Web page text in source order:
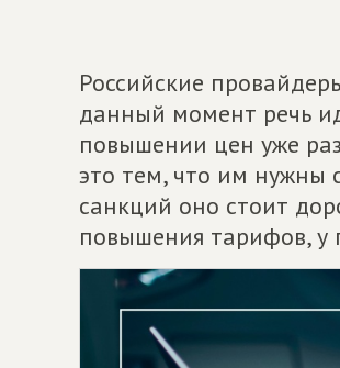
Российские
данный момент речь
повышении цен уже
это тем, что им нужны
санкций оно стоит
повышения тарифов, у